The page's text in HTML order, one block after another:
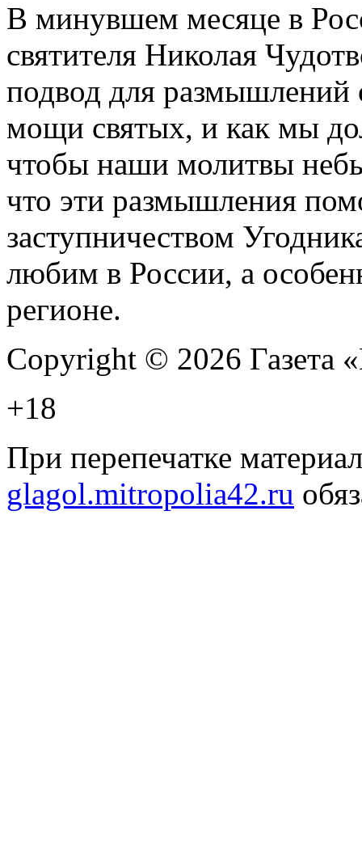
В минувшем месяце в
святителя Николая
подвод для размышлений
мощи святых, и как мы
чтобы наши молитвы
что эти размышления
заступничеством
любим в России, а
регионе.
Copyright © 2026 Газета
+18
При перепечатке
glagol.mitropolia42.ru